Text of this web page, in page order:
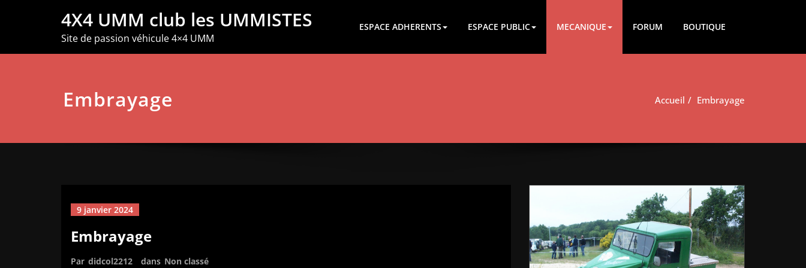
4X4 UMM club les UMMISTES
Site de passion véhicule 4×4 UMM
ESPACE ADHERENTS ESPACE PUBLIC MECANIQUE FORUM BOUTIQUE
Embrayage Accueil Embrayage
9 janvier 2024
Embrayage
Par didcol2212 dans Non classé